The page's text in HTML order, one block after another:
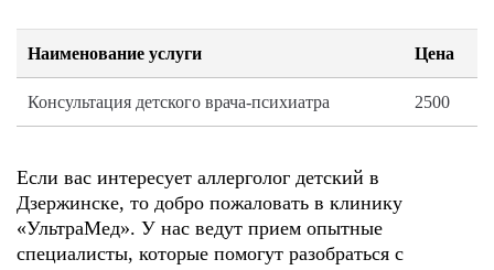
Наименование услуги Цена
Консультация детского врача-психиатра 2500
Если вас интересует аллерголог детский в
Дзержинске, то добро пожаловать в клинику
«УльтраМед». У нас ведут прием опытные
специалисты, которые помогут разобраться с